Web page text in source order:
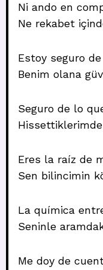
Ni ando en
Ne rekabet
Estoy seguro
Benim olana
Seguro de lo
Eres la raíz de
Sen bilincimin
La química
Seninle
Me doy de